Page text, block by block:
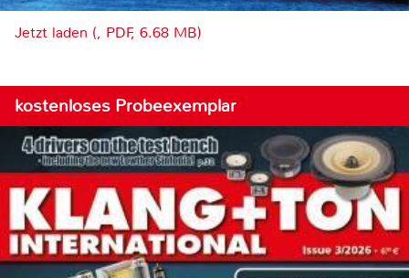
Jetzt laden (, PDF, 6.68 MB)
kostenloses Probeexemplar